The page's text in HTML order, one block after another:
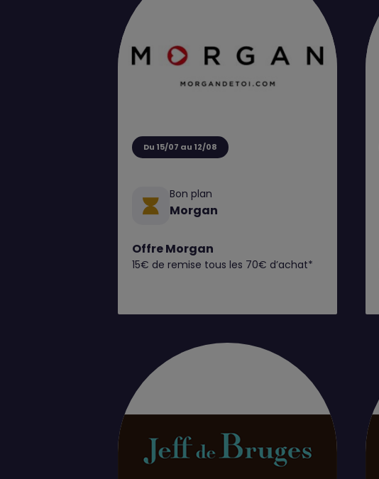
Du 15/07 au 12/08
Bon plan
Morgan
Offre Morgan
15€ de remise tous les 70€ d’achat*